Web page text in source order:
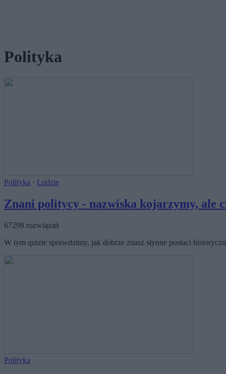
Polityka
Polityka · Ludzie
Znani politycy - nazwiska kojarzymy, ale
67298 rozwiązań
W tym quizie sprawdzimy, jak dobrze znasz słynne postaci
Polityka